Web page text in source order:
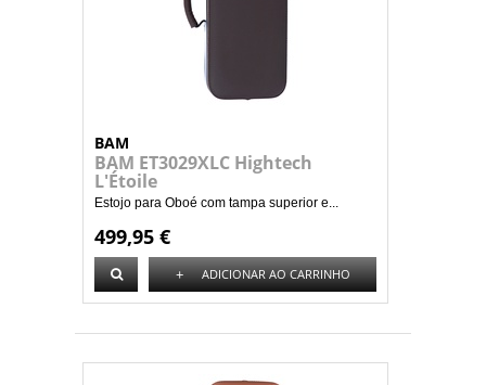
BAM
BAM ET3029XLC Hightech
L'Étoile
Estojo para Oboé com tampa superior e...
499,95 €
+ ADICIONAR AO CARRINHO